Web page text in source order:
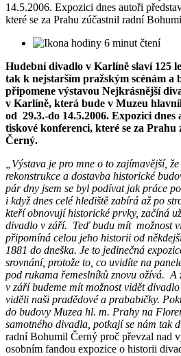
14.5.2006. Expozici dnes autoři
které se za Prahu zúčastnil radní
6 minut čtení
Hudební divadlo v Karlíně slaví 125
tak k nejstarším pražským scénám a
připomene výstavou Nejkrásnější
v Karlíně, která bude v Muzeu
od 29.3.-do 14.5.2006. Expozici
tiskové konferenci, které se za
Černý.
„Výstava je pro mne o to zajímavější,
rekonstrukce a dostavba historické
pár dny jsem se byl podívat jak práce
i když dnes celé hlediště zabírá až po
kteří obnovují historické prvky, začíná
divadlo v září. Teď budu mít možnost
připomíná celou jeho historii od
1881 do dneška. Je to jedinečná
srovnání, protože to, co uvidíte na
pod rukama řemeslníků znovu ožívá. A
v září budeme mít možnost vidět
viděli naši pradědové a prababičky.
do budovy Muzea hl. m. Prahy na
samotného divadla, potkají se nám tak
radní Bohumil Černý proč převzal nad
osobním fandou expozice o historii